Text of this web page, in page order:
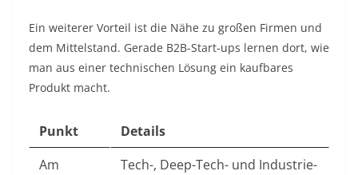
Ein weiterer Vorteil ist die Nähe zu großen Firmen und
dem Mittelstand. Gerade B2B-Start-ups lernen dort, wie
man aus einer technischen Lösung ein kaufbares
Produkt macht.
Punkt
Details
Am
Tech-, Deep-Tech- und Industrie-